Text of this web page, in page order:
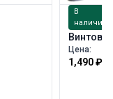
В
наличии
Цена:
1,490 ₽